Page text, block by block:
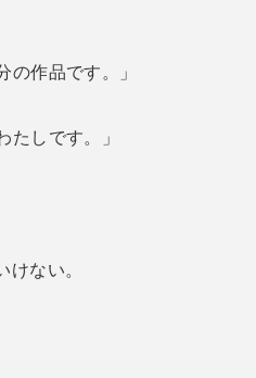
の作品です。」
たしです。」
けない。